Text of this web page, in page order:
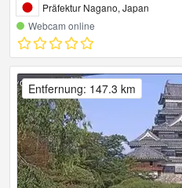
Präfektur Nagano, Japan
Webcam online
Entfernung: 147.3 km